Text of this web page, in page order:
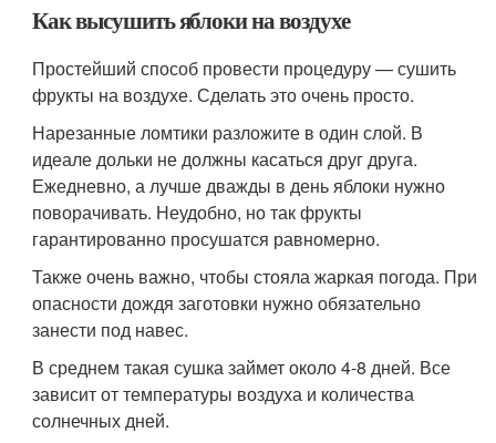
Как высушить яблоки на воздухе
Простейший способ провести процедуру — сушить
фрукты на воздухе. Сделать это очень просто.
Нарезанные ломтики разложите в один слой. В
идеале дольки не должны касаться друг друга.
Ежедневно, а лучше дважды в день яблоки нужно
поворачивать. Неудобно, но так фрукты
гарантированно просушатся равномерно.
Также очень важно, чтобы стояла жаркая погода. При
опасности дождя заготовки нужно обязательно
занести под навес.
В среднем такая сушка займет около 4-8 дней. Все
зависит от температуры воздуха и количества
солнечных дней.